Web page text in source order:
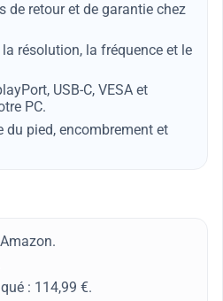
de retour et de garantie chez
résolution, la fréquence et le
USB-C, VESA et
PC.
du pied, encombrement et
: 114,99 €.